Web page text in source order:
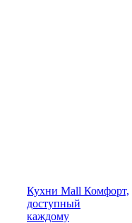
Кухни Mall Комфорт,
доступный
каждому